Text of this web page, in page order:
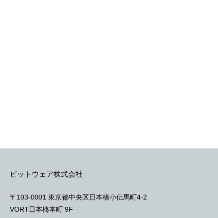
ビットウェア株式会社
〒103-0001 東京都中央区日本橋小伝馬町4-2
VORT日本橋本町 9F